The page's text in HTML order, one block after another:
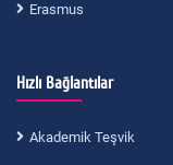
Erasmus
Hızlı Bağlantılar
Akademik Teşvik